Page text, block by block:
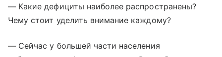
— Какие дефициты наиболее распространены?
Чему стоит уделить внимание каждому?
— Сейчас у большей части населения